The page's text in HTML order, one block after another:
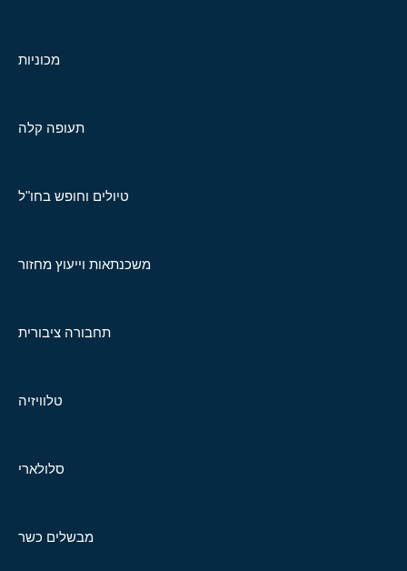
מכוניות
תעופה קלה
טיולים וחופש בחו"ל
משכנתאות וייעוץ מחזור
תחבורה ציבורית
טלוויזיה
סלולארי
מבשלים כשר